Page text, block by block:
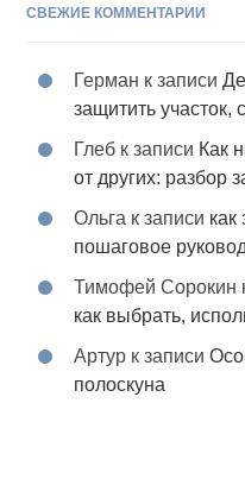
СВЕЖИЕ КОММЕНТАРИИ
Герман к записи
защитить
Глеб к записи Как
от других: разбор
Ольга к записи как
пошаговое
Тимофей Сорокин
как выбрать,
Артур к записи
полоскуна